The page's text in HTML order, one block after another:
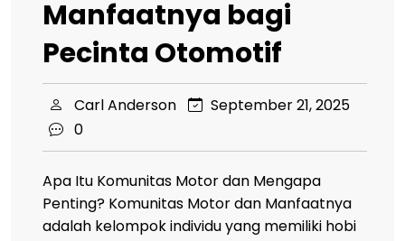
Manfaatnya bagi
Pecinta Otomotif
Carl Anderson
September 21, 2025
0
Apa Itu Komunitas Motor dan Mengapa
Penting? Komunitas Motor dan Manfaatnya
adalah kelompok individu yang memiliki hobi